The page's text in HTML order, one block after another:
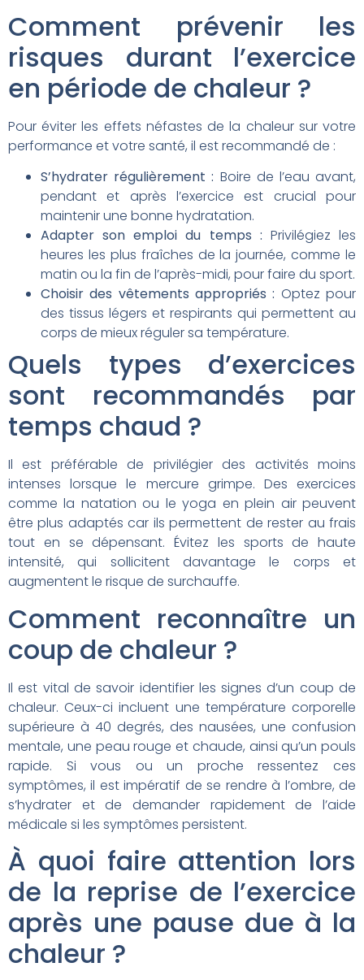
Comment prévenir les
risques durant l’exercice
en période de chaleur ?
Pour éviter les effets néfastes de la chaleur sur votre
performance et votre santé, il est recommandé de :
S’hydrater régulièrement : Boire de l’eau avant,
pendant et après l’exercice est crucial pour
maintenir une bonne hydratation.
Adapter son emploi du temps : Privilégiez les
heures les plus fraîches de la journée, comme le
matin ou la fin de l’après-midi, pour faire du sport.
Choisir des vêtements appropriés : Optez pour
des tissus légers et respirants qui permettent au
corps de mieux réguler sa température.
Quels types d’exercices
sont recommandés par
temps chaud ?
Il est préférable de privilégier des activités moins
intenses lorsque le mercure grimpe. Des exercices
comme la natation ou le yoga en plein air peuvent
être plus adaptés car ils permettent de rester au frais
tout en se dépensant. Évitez les sports de haute
intensité, qui sollicitent davantage le corps et
augmentent le risque de surchauffe.
Comment reconnaître un
coup de chaleur ?
Il est vital de savoir identifier les signes d’un coup de
chaleur. Ceux-ci incluent une température corporelle
supérieure à 40 degrés, des nausées, une confusion
mentale, une peau rouge et chaude, ainsi qu’un pouls
rapide. Si vous ou un proche ressentez ces
symptômes, il est impératif de se rendre à l’ombre, de
s’hydrater et de demander rapidement de l’aide
médicale si les symptômes persistent.
À quoi faire attention lors
de la reprise de l’exercice
après une pause due à la
chaleur ?